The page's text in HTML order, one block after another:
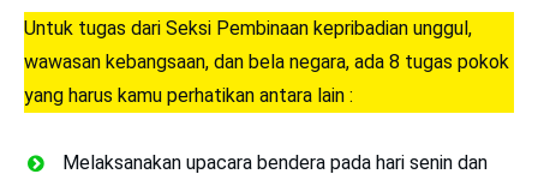
Untuk tugas dari Seksi Pembinaan kepribadian unggul,
wawasan kebangsaan, dan bela negara, ada 8 tugas pokok
yang harus kamu perhatikan antara lain :
Melaksanakan upacara bendera pada hari senin dan